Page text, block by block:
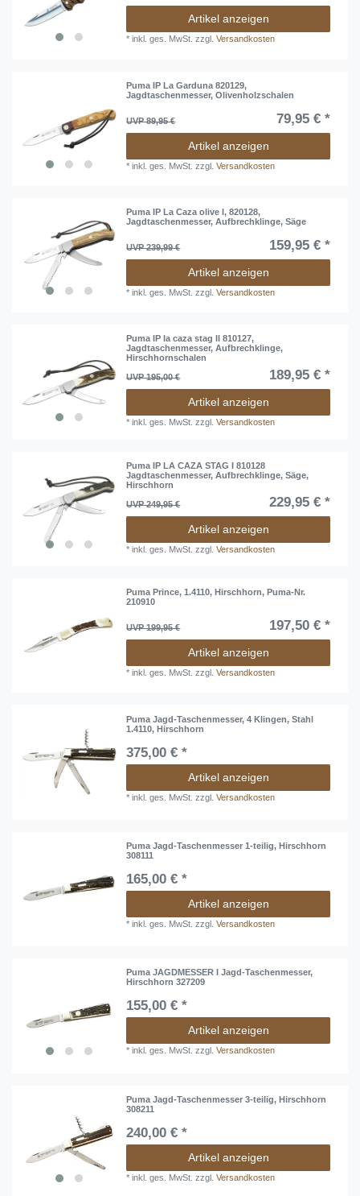
Taschenmesser
auch durch ihr hervorragendes Preis-
Leistungsverhältnis aus. Ab 2008 folgen unter dem
Label Puma TEC viele weitere Puma Taschenmesser
Manufakturen gefertigt.
Artikel anzeigen
*inkl. ges. MwSt. zzgl.Versandkosten
Puma IP La Garduna 820129,
Jagdtaschenmesser, Olivenholzschalen
UVP 89,95 € 79,95 € *
Artikel anzeigen
*inkl. ges. MwSt. zzgl.Versandkosten
Puma IP La Caza olive I, 820128,
Jagdtaschenmesser, Aufbrechklinge, Säge
UVP 239,99 € 159,95 € *
Artikel anzeigen
*inkl. ges. MwSt. zzgl.Versandkosten
Puma IP la caza stag II 810127,
Jagdtaschenmesser, Aufbrechklinge,
Hirschhornschalen
UVP 195,00 €
189,95 € *
Artikel anzeigen
*inkl. ges. MwSt. zzgl.Versandkosten
Puma IP LA CAZA STAG I 810128
Jagdtaschenmesser, Aufbrechklinge, Säge,
Hirschhorn
UVP 249,95 €
229,95 € *
Artikel anzeigen
*inkl. ges. MwSt. zzgl.Versandkosten
Puma Prince, 1.4110, Hirschhorn, Puma-Nr.
210910
UVP 199,95 € 197,50 € *
Artikel anzeigen
*inkl. ges. MwSt. zzgl.Versandkosten
Puma Jagd-Taschenmesser, 4 Klingen, Stahl
1.4110, Hirschhorn
375,00 € *
Artikel anzeigen
*inkl. ges. MwSt. zzgl.Versandkosten
Puma Jagd-Taschenmesser 1-teilig, Hirschhorn
308111
165,00 € *
Artikel anzeigen
*inkl. ges. MwSt. zzgl.Versandkosten
Puma JAGDMESSER I Jagd-Taschenmesser,
Hirschhorn 327209
155,00 € *
Artikel anzeigen
*inkl. ges. MwSt. zzgl.Versandkosten
Puma Jagd-Taschenmesser 3-teilig, Hirschhorn
308211
240,00 € *
Artikel anzeigen
*inkl. ges. MwSt. zzgl.Versandkosten